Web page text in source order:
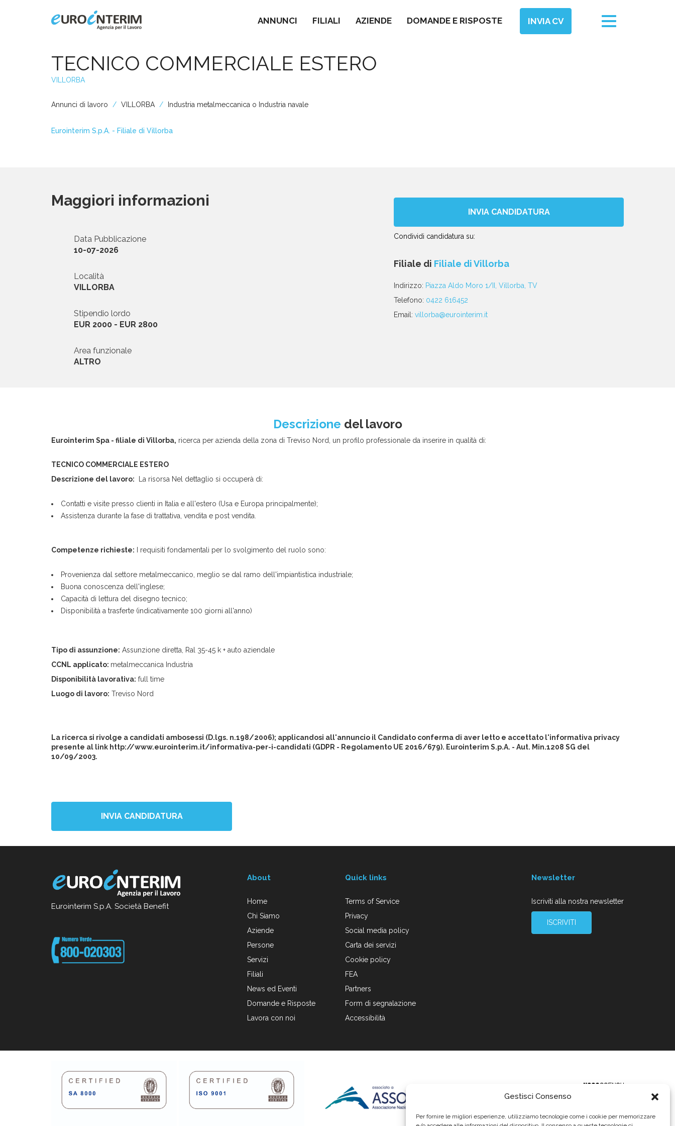
Gestisci Consenso
Per fornire le migliori esperienze, utilizziamo tecnologie come i cookie per memorizzare
ANNUNCI FILIALI AZIENDE DOMANDE E RISPOSTE INVIA CV
Toggle
navigation
Home
Chi Siamo
Aziende
Filiali
News ed Eventi
Domande e Risposte
Lavora con noi
TECNICO COMMERCIALE ESTERO
VILLORBA
Annunci di lavoro VILLORBA Industria metalmeccanica o Industria navale
Eurointerim S.p.A. - Filiale di Villorba
Maggiori informazioni
Data Pubblicazione
10-07-2026
Località
VILLORBA
Stipendio lordo
EUR 2000 - EUR 2800
Area funzionale
ALTRO
INVIA CANDIDATURA
Condividi candidatura su:
via
email
su
Facebook
su
Twitter
su
Linkedin
su
WhatsApp
Filiale di Filiale di Villorba
Indirizzo: Piazza Aldo Moro 1/II, Villorba, TV
Telefono: 0422 616452
Email:villorba@eurointerim.it
Descrizione del lavoro
Eurointerim Spa - filiale di Villorba, ricerca per azienda della zona di Treviso Nord, un profilo professionale da inserire in qualità di:
TECNICO COMMERCIALE ESTERO
Descrizione del lavoro: La risorsa Nel dettaglio si occuperà di:
Contatti e visite presso clienti in Italia e all'estero (Usa e Europa principalmente);
Assistenza durante la fase di trattativa, vendita e post vendita.
Competenze richieste: I requisiti fondamentali per lo svolgimento del ruolo sono:
Provenienza dal settore metalmeccanico, meglio se dal ramo dell'impiantistica industriale;
Buona conoscenza dell'inglese;
Capacità di lettura del disegno tecnico;
Disponibilità a trasferte (indicativamente 100 giorni all'anno)
Tipo di assunzione: Assunzione diretta, Ral 35-45 k + auto aziendale
CCNL applicato: metalmeccanica Industria
Disponibilità lavorativa: full time
Luogo di lavoro: Treviso Nord
La ricerca si rivolge a candidati ambosessi (D.lgs. n.198/2006); applicandosi all'annuncio il Candidato conferma di aver letto e accettato l'informativa privacy
presente al link http://www.eurointerim.it/informativa-per-i-candidati (GDPR - Regolamento UE 2016/679). Eurointerim S.p.A. - Aut. Min.1208 SG del
10/09/2003.
INVIA CANDIDATURA
Eurointerim S.p.A. Società Benefit
About
Home
Chi Siamo
Aziende
Persone
Servizi
Filiali
News ed Eventi
Domande e Risposte
Lavora con noi
Quick links
Terms of Service
Privacy
Social media policy
Carta dei servizi
Cookie policy
FEA
Partners
Form di segnalazione
Accessibilità
Newsletter
Iscriviti alla nostra newsletter
ISCRIVITI